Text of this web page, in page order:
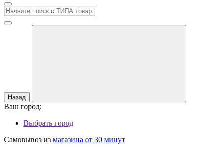
Назад
Ваш город:
Выбрать город
Самовывоз из магазина от 30 минут